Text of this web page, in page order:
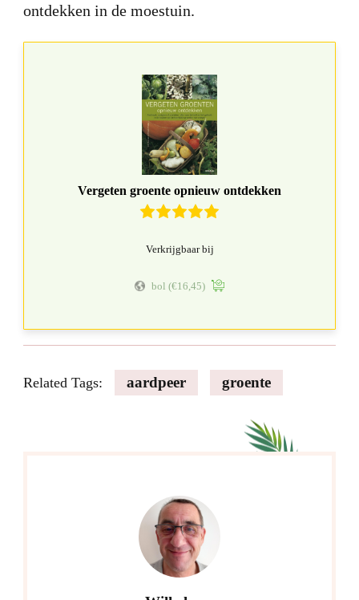
ontdekken in de moestuin.
Vergeten groente opnieuw ontdekken
Verkrijgbaar bij
bol (€16,45)
Related Tags: aardpeer groente